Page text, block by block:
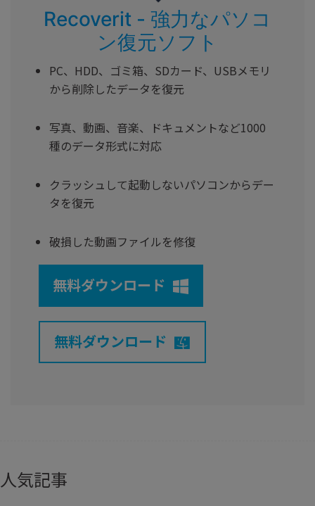
Recoverit - 強力なパソコ
ン復元ソフト
PC、HDD、ゴミ箱、SDカード、USBメモリ
から削除したデータを復元
写真、動画、音楽、ドキュメントなど1000
種のデータ形式に対応
クラッシュして起動しないパソコンからデー
タを復元
破損した動画ファイルを修復
無料ダウンロード
無料ダウンロード
人気記事